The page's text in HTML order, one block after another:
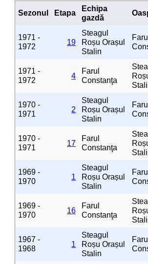
Sezonul Etapa
Echipa
gazdă
1971 -
1972
19
Steagul
Roșu Orașul
Stalin
Farul
1971 -
1972
4
Farul
Constanţa
1970 -
1971
2
Steagul
Roșu Orașul
Stalin
Farul
1970 -
1971
17
Farul
Constanţa
1969 -
1970
1
Steagul
Roșu Orașul
Stalin
Farul
1969 -
1970
16
Farul
Constanţa
1967 -
1968
1
Steagul
Roșu Orașul
Stalin
Farul